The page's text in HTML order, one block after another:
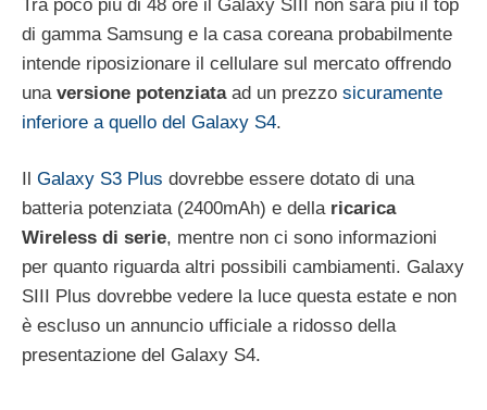
Tra poco più di 48 ore il Galaxy SIII non sarà più il top
di gamma Samsung e la casa coreana probabilmente
intende riposizionare il cellulare sul mercato offrendo
una versione potenziataad un prezzo sicuramente
inferiore a quello del Galaxy S4.
Il Galaxy S3 Plus dovrebbe essere dotato di una
batteria potenziata (2400mAh) e della ricarica
Wireless di serie, mentre non ci sono informazioni
per quanto riguarda altri possibili cambiamenti. Galaxy
SIII Plus dovrebbe vedere la luce questa estate e non
è escluso un annuncio ufficiale a ridosso della
presentazione del Galaxy S4.